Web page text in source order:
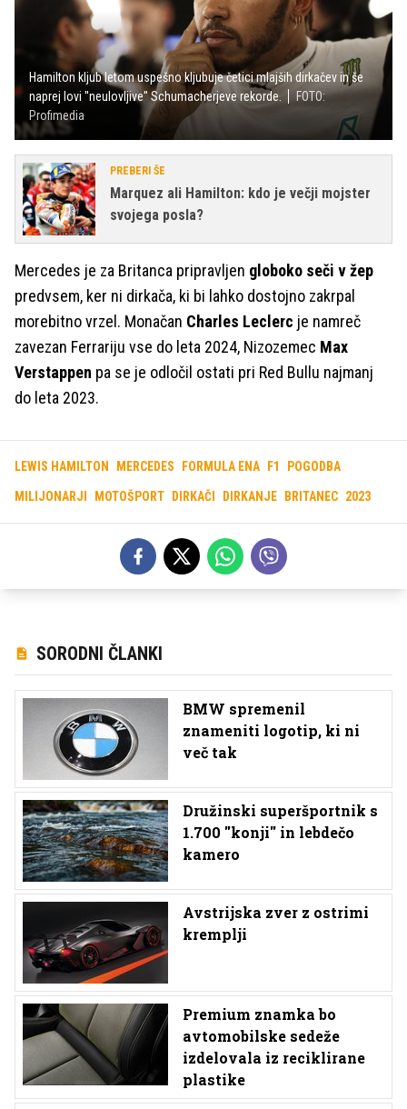
Hamilton kljub letom uspešno kljubuje četici mlajših dirkačev in še
naprej lovi ''neulovljive'' Schumacherjeve rekorde.
FOTO:
Profimedia
PREBERI ŠE
Marquez ali Hamilton: kdo je večji mojster
svojega posla?
Mercedes je za Britanca pripravljen globoko seči v žep
predvsem, ker ni dirkača, ki bi lahko dostojno zakrpal
morebitno vrzel. Monačan Charles Leclerc je namreč
zavezan Ferrariju vse do leta 2024, Nizozemec Max
Verstappen pa se je odločil ostati pri Red Bullu najmanj
do leta 2023.
LEWIS HAMILTON MERCEDES FORMULA ENA F1 POGODBA
MILIJONARJI MOTOŠPORT DIRKAČI DIRKANJE BRITANEC 2023
SORODNI ČLANKI
BMW spremenil
znameniti logotip, ki ni
več tak
Družinski superšportnik s
1.700 ''konji'' in lebdečo
kamero
Avstrijska zver z ostrimi
kremplji
Premium znamka bo
avtomobilske sedeže
izdelovala iz reciklirane
plastike